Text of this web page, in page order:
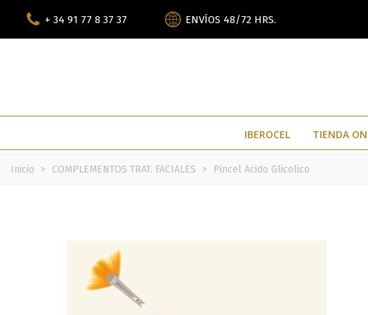
+ 34 91 77 8 37 37 ENVÍOS 48/72 HRS.
IBEROCEL TIENDA
Inicio > COMPLEMENTOS TRAT. FACIALES > Pincel Acido Glicolico